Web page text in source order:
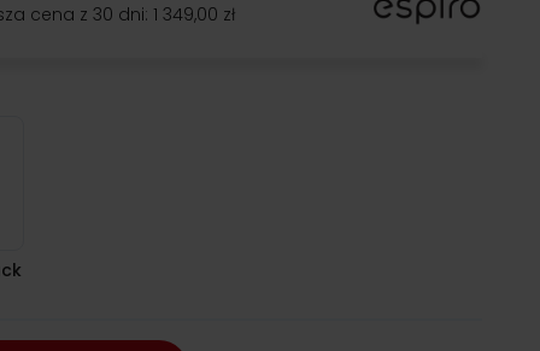
cena z 30 dni: 1 349,00 zł
Black